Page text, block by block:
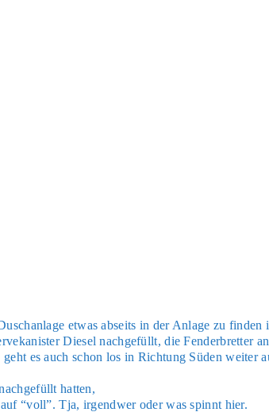
etwas abseits in der Anla­ge zu
Die­sel nach­ge­füllt, die Fen­der­bret­ter
es auch schon los in Rich­tung Süden wei­ter
hat­ten,
“voll”. Tja, irgend­wer oder was spinnt hier.